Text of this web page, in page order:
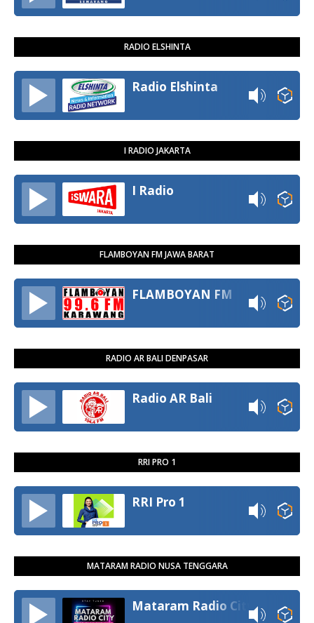
RADIO ELSHINTA
Radio Elshinta
I RADIO JAKARTA
I Radio
FLAMBOYAN FM JAWA BARAT
FLAMBOYAN FM
RADIO AR BALI DENPASAR
Radio AR Bali
RRI PRO 1
RRI Pro 1
MATARAM RADIO NUSA TENGGARA
Mataram Radio City